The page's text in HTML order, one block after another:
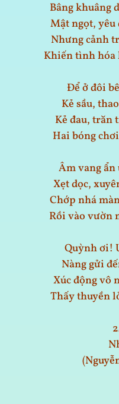
Bâng khuâng
Mật ngọt,
Nhưng cảnh
Khiến tình hóa
Để ở đôi
Kẻ sầu,
Kẻ đau, trăn
Hai bóng
Âm vang ẩn
Xẹt dọc,
Chớp nhá
Rồi vào vườn
Quỳnh ơi!
Nàng gửi
Xúc động vô
Thấy thuyền